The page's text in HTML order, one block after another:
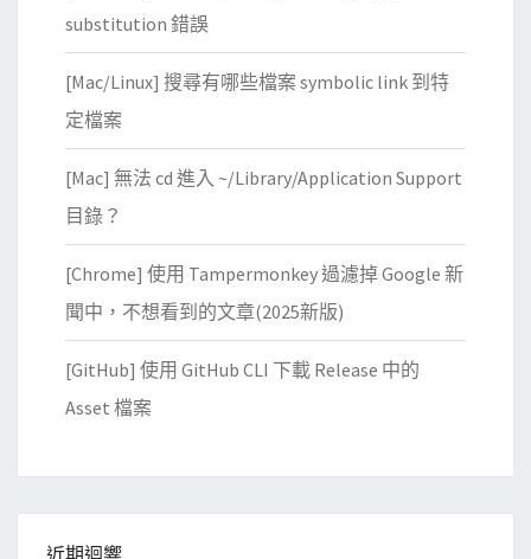
遊
練
化
學
substitution 錯誤
[Mac/Linux] 搜尋有哪些檔案 symbolic link 到特
定檔案
[Mac] 無法 cd 進入 ~/Library/Application Support
目錄？
[Chrome] 使用 Tampermonkey 過濾掉 Google 新
聞中，不想看到的文章(2025新版)
[GitHub] 使用 GitHub CLI 下載 Release 中的
Asset 檔案
近期迴響